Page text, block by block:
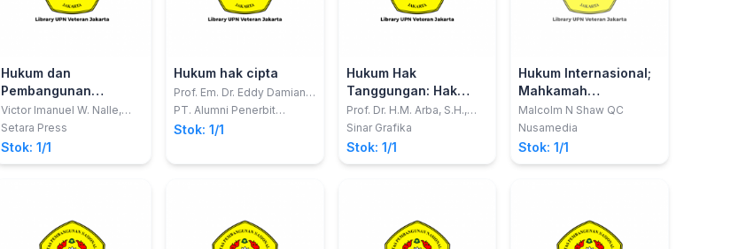
Hukum dan
Pembangunan
Berkelanjutan di
Indonesia
Victor Imanuel W. Nalle,
dkk.
Setara Press
Stok: 1/1
Hukum hak cipta
Prof. Em. Dr. Eddy Damian,
S.H.
PT. Alumni Penerbit
Akademik
Stok: 1/1
Hukum Hak
Tanggungan: Hak
Tanggungan Atas
Tanah dan Benda-
Benda di Atasnya
Prof. Dr. H.M. Arba, S.H.,
M.Hum. dan Diman Ade
Sinar Grafika
Stok: 1/1
Hukum Internasional;
Mahkamah
Internasional
Malcolm N Shaw QC
Nusamedia
Stok: 1/1